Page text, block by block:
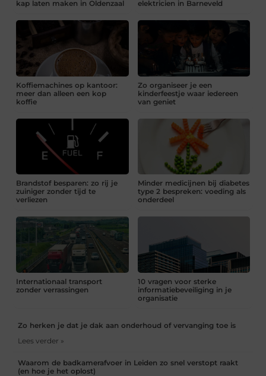
kap laten maken in Oldenzaal elektricien in Barneveld
Koffiemachines op kantoor:
meer dan alleen een kop
koffie
Zo organiseer je een
kinderfeestje waar iedereen
van geniet
Brandstof besparen: zo rij je
zuiniger zonder tijd te
verliezen
Minder medicijnen bij diabetes
type 2 bespreken: voeding als
onderdeel
Internationaal transport
zonder verrassingen
10 vragen voor sterke
informatiebeveiliging in je
organisatie
Zo herken je dat je dak aan onderhoud of vervanging toe is
Lees verder »
Waarom de badkamerafvoer in Leiden zo snel verstopt raakt
(en hoe je het oplost)